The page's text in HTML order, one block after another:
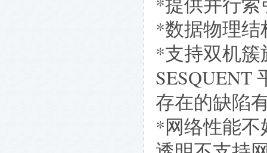
*数据物理结
*支持双机簇
SESQUENT
存在的缺陷
*网络性能不